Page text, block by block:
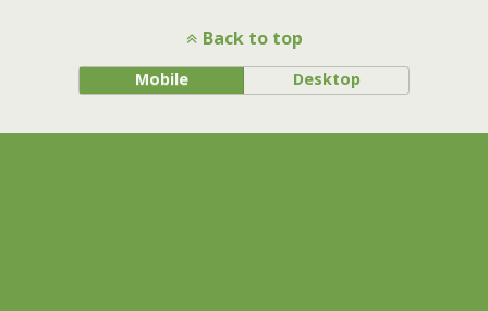
Back to top
Mobile Desktop